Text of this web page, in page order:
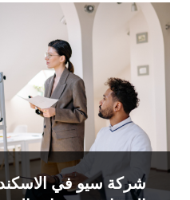
شركة سيو في